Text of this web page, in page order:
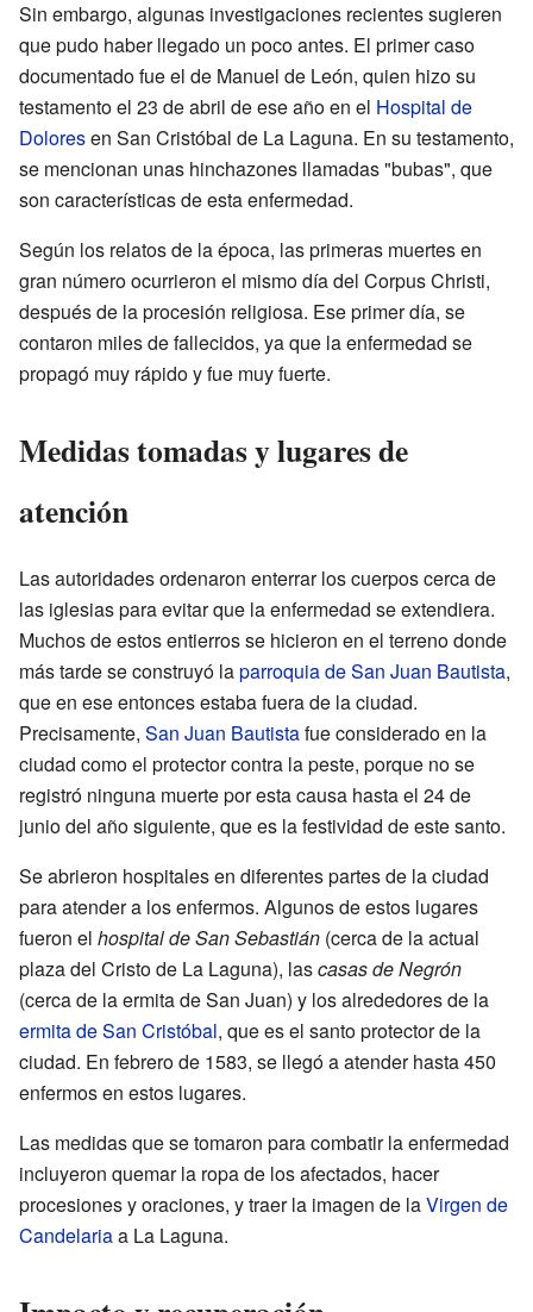
Sin embargo, algunas investigaciones recientes sugieren
que pudo haber llegado un poco antes. El primer caso
documentado fue el de Manuel de León, quien hizo su
testamento el 23 de abril de ese año en el Hospital de
Doloresen San Cristóbal de La Laguna. En su testamento,
se mencionan unas hinchazones llamadas "bubas", que
son características de esta enfermedad.
Según los relatos de la época, las primeras muertes en
gran número ocurrieron el mismo día del Corpus Christi,
después de la procesión religiosa. Ese primer día, se
contaron miles de fallecidos, ya que la enfermedad se
propagó muy rápido y fue muy fuerte.
Medidas tomadas y lugares de
atención
Las autoridades ordenaron enterrar los cuerpos cerca de
las iglesias para evitar que la enfermedad se extendiera.
Muchos de estos entierros se hicieron en el terreno donde
más tarde se construyó laparroquia de San Juan Bautista,
que en ese entonces estaba fuera de la ciudad.
Precisamente, San Juan Bautistafue considerado en la
ciudad como el protector contra la peste, porque no se
registró ninguna muerte por esta causa hasta el 24 de
junio del año siguiente, que es la festividad de este santo.
Se abrieron hospitales en diferentes partes de la ciudad
para atender a los enfermos. Algunos de estos lugares
fueron el hospital de San Sebastián (cerca de la actual
plaza del Cristo de La Laguna), lascasas de Negrón
(cerca de la ermita de San Juan) y los alrededores de la
ermita de San Cristóbal, que es el santo protector de la
ciudad. En febrero de 1583, se llegó a atender hasta 450
enfermos en estos lugares.
Las medidas que se tomaron para combatir la enfermedad
incluyeron quemar la ropa de los afectados, hacer
procesiones y oraciones, y traer la imagen de laVirgen de
Candelariaa La Laguna.